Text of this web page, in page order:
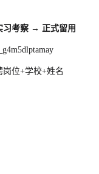
习考察 → 正式留用
位+学校+姓名